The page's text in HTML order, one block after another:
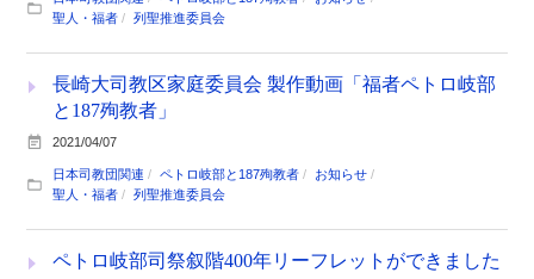
聖人・福者
列聖推進委員会
長崎大司教区家庭委員会 製作動画「福者ペトロ岐部
と187殉教者」
2021/04/07
日本司教団関連 ペトロ岐部と187殉教者
お知らせ
聖人・福者
列聖推進委員会
ペトロ岐部司祭叙階400年リーフレットができました